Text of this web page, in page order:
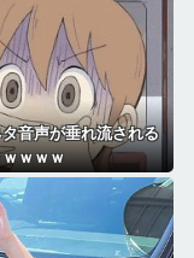
音声が垂れ流される
ｗｗｗ